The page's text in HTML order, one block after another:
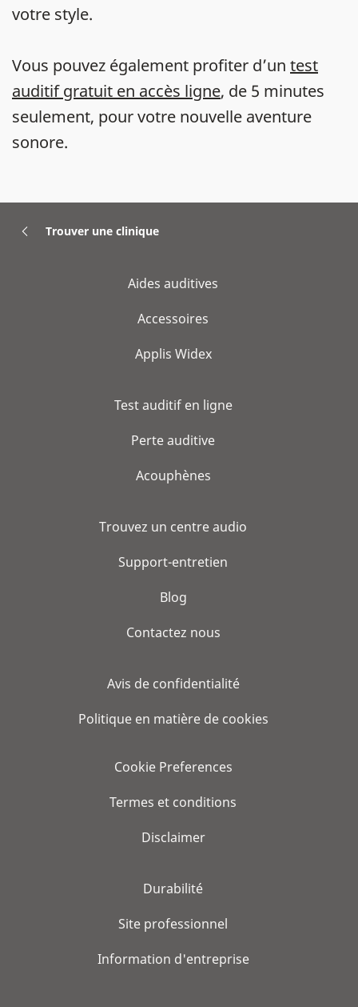
votre style.
Vous pouvez également profiter d’un test
auditif gratuit en accès ligne, de 5 minutes
seulement, pour votre nouvelle aventure
sonore.
Trouver une clinique
Aides auditives
Accessoires
Applis Widex
Test auditif en ligne
Perte auditive
Acouphènes
Trouvez un centre audio
Support-entretien
Blog
Contactez nous
Avis de confidentialité
Politique en matière de cookies
Cookie Preferences
Termes et conditions
Disclaimer
Durabilité
Site professionnel
Information d'entreprise